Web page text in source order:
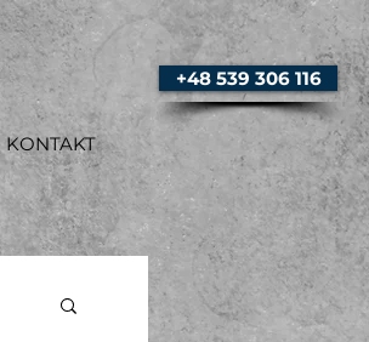
KONTAKT
+48 539 306 116